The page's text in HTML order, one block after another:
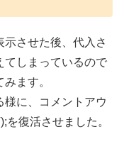
させた後、代入さ
てしまっているので
ます。
に、コメントアウ
を復活させました。